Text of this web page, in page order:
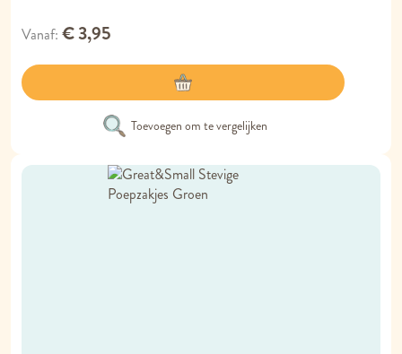
Vanaf € 3,95
Toevoegen om te vergelijken